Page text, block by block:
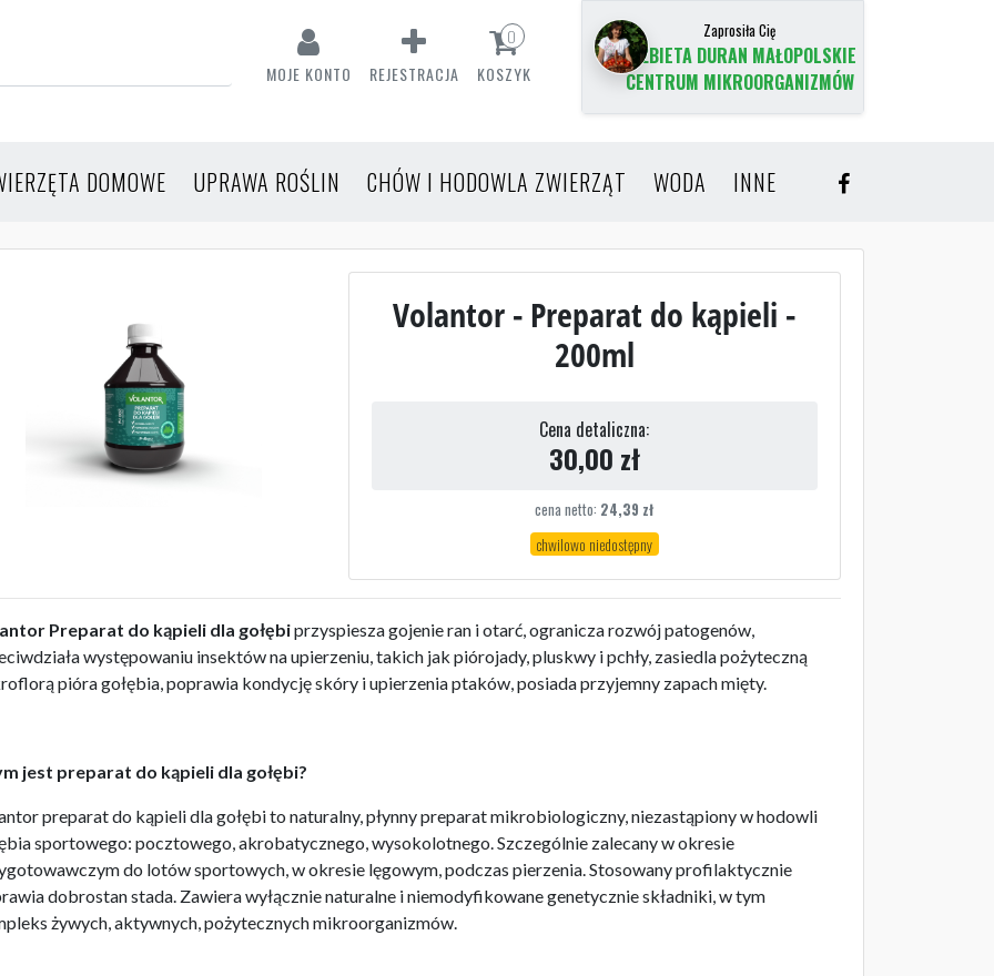
MOJE KONTO REJESTRACJA KOSZYK
0 Zaprosiła Cię
ELŻBIETA DURAN MAŁOPOLSKIE
CENTRUM MIKROORGANIZMÓW
DOMOWE UPRAWA ROŚLIN CHÓW I HODOWLA ZWIERZĄT WODA INNE
Volantor - Preparat do kąpieli -
200ml
Cena detaliczna:
30,00 zł
cena netto: 24,39 zł
chwilowo niedostępny
Preparat do kąpieli dla gołębiprzyspiesza gojenie ran i otarć, ogranicza rozwój patogenów,
występowaniu insektów na upierzeniu, takich jak piórojady, pluskwy i pchły, zasiedla pożyteczną
pióra gołębia, poprawia kondycję skóry i upierzenia ptaków, posiada przyjemny zapach mięty.
jest preparat do kąpieli dla gołębi?
preparat do kąpieli dla gołębi to naturalny, płynny preparat mikrobiologiczny, niezastąpiony w hodowli
sportowego: pocztowego, akrobatycznego, wysokolotnego. Szczególnie zalecany w okresie
do lotów sportowych, w okresie lęgowym, podczas pierzenia. Stosowany profilaktycznie
dobrostan stada. Zawiera wyłącznie naturalne i niemodyfikowane genetycznie składniki, w tym
żywych, aktywnych, pożytecznych mikroorganizmów.